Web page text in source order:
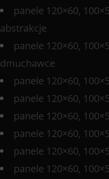
panele 120×60,
abstrakcje
panele 120×60,
dmuchawce
panele 120×60,
panele 120×60,
panele 120×60,
panele 120×60,
panele 120×60,
panele 120×60,